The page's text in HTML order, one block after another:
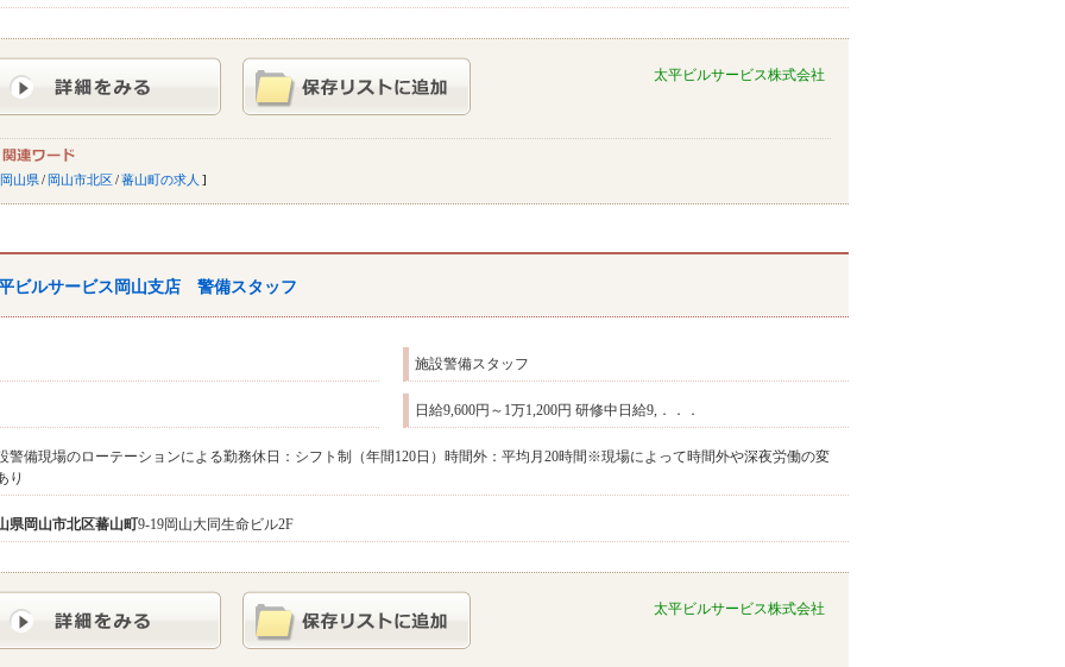
太平ビルサービス株式会社
岡山県/ 岡山市北区/蕃山町の求人
ビルサービス岡山支店 警備スタッフ
施設警備スタッフ
日給9,600円～1万1,200円 研修中日給9,．．．
警備現場のローテーションによる勤務休日：シフト制（年間120日）時間外：平均月20時間※現場によって時間外や深夜労働の変
り
県岡山市北区蕃山町9-19岡山大同生命ビル2F
太平ビルサービス株式会社